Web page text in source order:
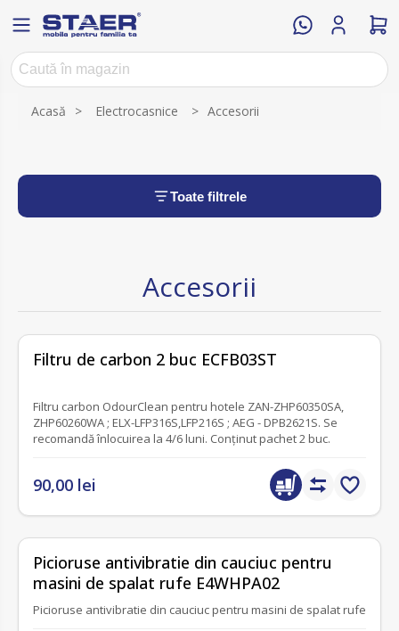
Acasă > Electrocasnice > Accesorii
Toate filtrele
Accesorii
Filtru de carbon 2 buc ECFB03ST
Filtru carbon OdourClean pentru hotele ZAN-ZHP60350SA,
ZHP60260WA ; ELX-LFP316S,LFP216S ; AEG - DPB2621S. Se
recomandă înlocuirea la 4/6 luni. Conţinut pachet 2 buc.
90,00 lei
Picioruse antivibratie din cauciuc pentru
masini de spalat rufe E4WHPA02
Picioruse antivibratie din cauciuc pentru masini de spalat rufe